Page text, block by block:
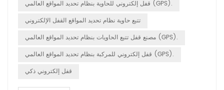
قفل إلكتروني للحاوية بنظام تحديد المواقع العالمي (GPS).
تتبع حاوية نظام تحديد المواقع القفل الإلكتروني
مصنع قفل تتبع الحاويات بنظام تحديد المواقع العالمي (GPS).
قفل إلكتروني للمركبة بنظام تحديد المواقع العالمي (GPS).
قفل إلكتروني ذكي